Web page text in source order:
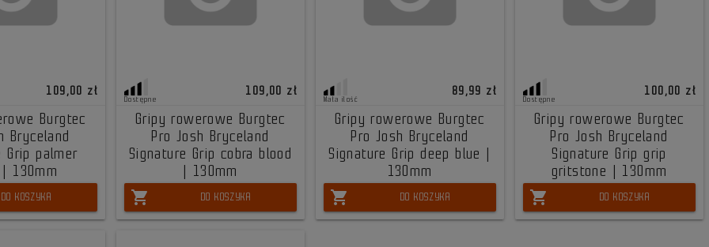
109,00 zł
Burgtec
Bryceland
Grip palmer
130mm
DO KOSZYKA
Dostępne
109,00 zł
Gripy rowerowe Burgtec
Pro Josh Bryceland
Signature Grip cobra blood
| 130mm
shopping_cart DO KOSZYKA
Mała ilość
89,99 zł
Gripy rowerowe Burgtec
Pro Josh Bryceland
Signature Grip deep blue |
130mm
shopping_cart DO KOSZYKA
Dostępne
100,00 zł
Gripy rowerowe Burgtec
Pro Josh Bryceland
Signature Grip grip
gritstone | 130mm
shopping_cart DO KOSZYKA